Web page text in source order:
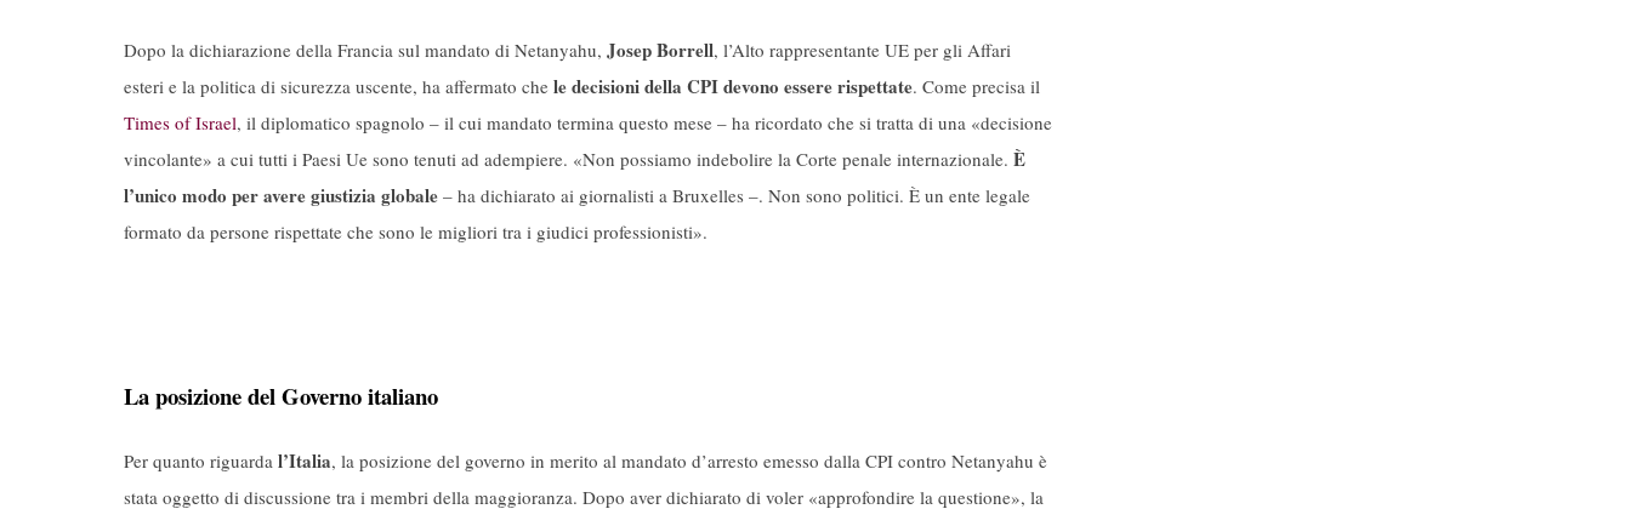
Dopo la dichiarazione della Francia sul mandato di Netanyahu, Josep Borrell, l’Alto rappresentante UE per gli Affari
esteri e la politica di sicurezza uscente, ha affermato che le decisioni della CPI devono essere rispettate. Come precisa il
Times of Israel, il diplomatico spagnolo – il cui mandato termina questo mese – ha ricordato che si tratta di una «decisione
vincolante» a cui tutti i Paesi Ue sono tenuti ad adempiere. «Non possiamo indebolire la Corte penale internazionale. È
l’unico modo per avere giustizia globale – ha dichiarato ai giornalisti a Bruxelles –. Non sono politici. È un ente legale
formato da persone rispettate che sono le migliori tra i giudici professionisti».
La posizione del Governo italiano
Per quanto riguarda l’Italia, la posizione del governo in merito al mandato d’arresto emesso dalla CPI contro Netanyahu è
stata oggetto di discussione tra i membri della maggioranza. Dopo aver dichiarato di voler «approfondire la questione», la